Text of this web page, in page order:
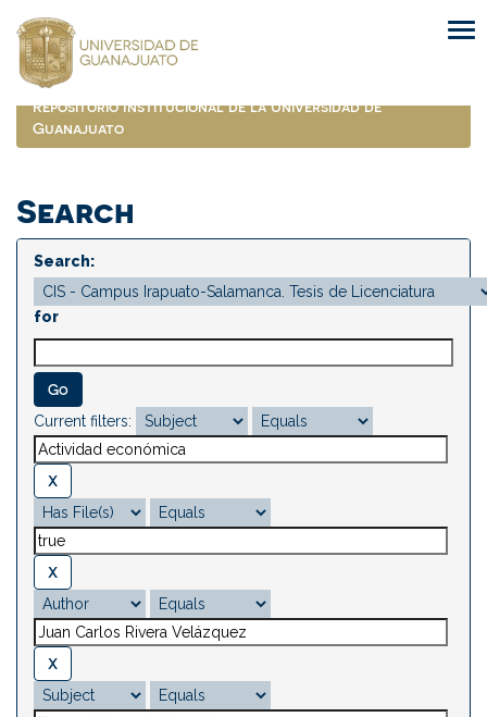
navigation
Repositorio Institucional de la Universidad de
Guanajuato
Search
Search:
for
Current filters: